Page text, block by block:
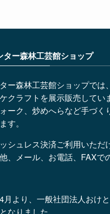
ター森林工芸館ショップ
ー森林工芸館ショップでは
クラフトを展示販売してい
ーク、炒めへらなど手づ
す。
シュレス決済ご利用いただ
、メール、お電話、FAXで
月より、一般社団法人おけ